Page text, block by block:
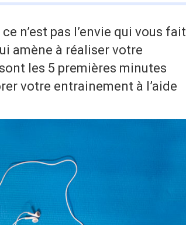
n’est pas l’envie qui vous fait
amène à réaliser votre
les 5 premières minutes
votre entrainement à l’aide